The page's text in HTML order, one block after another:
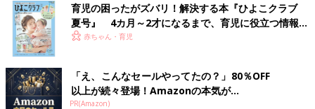
育児の困ったがズバリ！解決する本『ひよこクラブ
夏号』 4カ月～2才になるまで、育児に役立つ情報が
いっぱい！
赤ちゃん・育児
「え、こんなセールやってたの？」80％OFF
以上が続々登場！Amazonの本気が...
PR(Amazon)